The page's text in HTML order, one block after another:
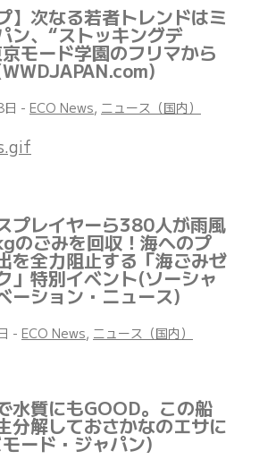
】次なる若者トレンドはミ
ン、“ストッキングデ
モード学園のフリマから
- ECO News, ニュース（国内）
プレイヤーら380人が雨風
のごみを回収！海へのプ
を全力阻止する「海ごみゼ
」特別イベント(ソーシャ
ーション・ニュース)
- ECO News, ニュース（国内）
水質にもGOOD。この船
分解しておさかなのエサに
ード・ジャパン)